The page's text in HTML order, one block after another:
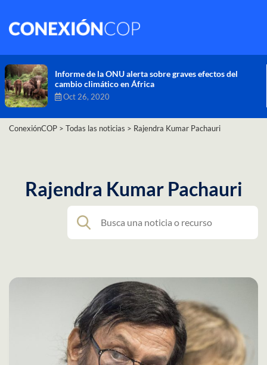
Comisión de Alto Nivel de Cambio Climático aprueba
nueva ambición climática del Perú
Dic 16, 2020
ConexiónCOP > Todas las noticias > Rajendra Kumar Pachauri
Rajendra Kumar Pachauri